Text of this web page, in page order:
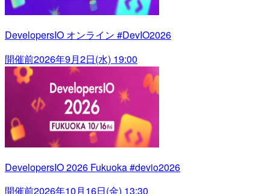
DevelopersIO オンライン #DevIO2026
開催前2026年9月2日(水) 19:00
DevelopersIO 2026 Fukuoka #devio2026
開催前2026年10月16日(金) 13:30